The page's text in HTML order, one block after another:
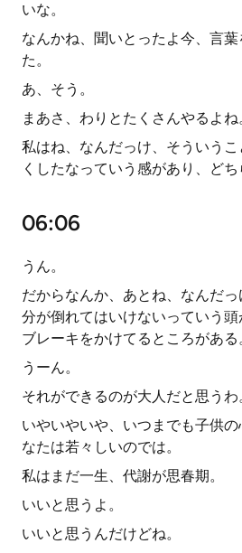
いな。
なんかね、聞いとったよ今、言
た。
あ、そう。
まあさ、わりとたくさんやるよね
私はね、なんだっけ、そういう
くしたなっていう感があり、どち
06:06
うん。
だからなんか、あとね、なんだ
分が倒れてはいけないっていう
ブレーキをかけてるところがある
うーん。
それができるのが大人だと思うわ
いやいやいや、いつまでも子供
なたは若々しいのでは。
私はまだ一生、代謝が思春期。
いいと思うよ。
いいと思うんだけどね。